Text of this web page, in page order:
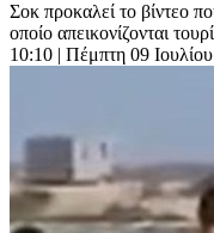
Σοκ προκαλεί το βίντεο
οποίο απεικονίζονται
10:10 | Πέμπτη 09